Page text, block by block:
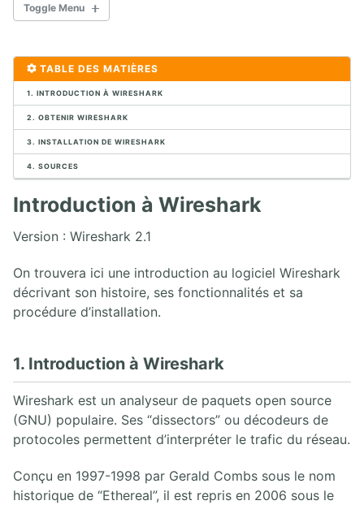
Toggle Menu
2. Protocoles Multimédia
3. Marchés VoIP
4. Exercice de connexion SIP
5. Infrastructure VoIP
6. Migration VoIP
7. Conception VoIP
8. Aperçu des logiciels Open Source
10. Exercices de mise en œuvre de l'infrastructure physique
2. CAPTURE ET ANALYSE DE PAQUETS AVEC WIRESHARK
1. Analyseurs de paquets
4. Introduction à Wireshark
5. Menus de Wireshark
6. Capture de paquets
7. Travailler avec des captures Wireshark
8. Statistiques Wireshark
10. Wireshark en ligne de commande
TABLE DES MATIÈRES
1. INTRODUCTION À WIRESHARK
2. OBTENIR WIRESHARK
3. INSTALLATION DE WIRESHARK
4. SOURCES
Introduction à Wireshark
Version : Wireshark 2.1
On trouvera ici une introduction au logiciel Wireshark
décrivant son histoire, ses fonctionnalités et sa
procédure d’installation.
1. Introduction à Wireshark
Wireshark est un analyseur de paquets open source
(GNU) populaire. Ses “dissectors” ou décodeurs de
protocoles permettent d’interpréter le trafic du réseau.
Conçu en 1997-1998 par Gerald Combs sous le nom
historique de “Ethereal”, il est repris en 2006 sous le